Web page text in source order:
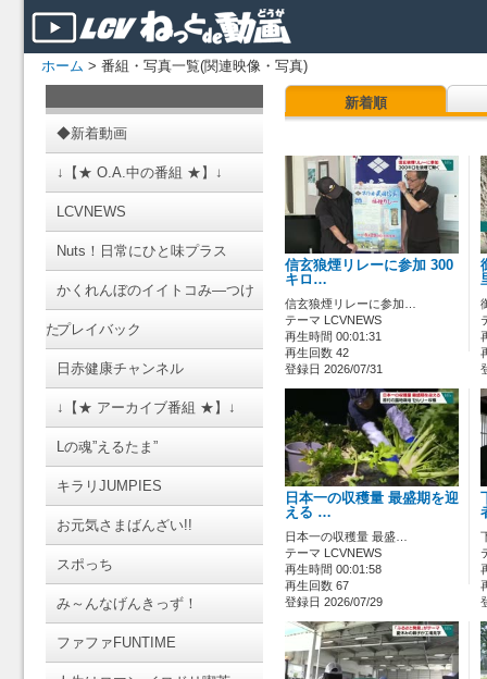
ホーム > 番組・写真一覧(関連映像・写真)
◆新着動画
↓【★ O.A.中の番組 ★】↓
LCVNEWS
Nuts！日常にひと味プラス
かくれんぼのイイトコみ―つけ
たプレイバック
日赤健康チャンネル
↓【★ アーカイブ番組 ★】↓
Lの魂”えるたま”
キラリJUMPIES
お元気さまばんざい!!
スポっち
み～んなげんきっず！
ファファFUNTIME
新着順
信玄狼煙リレーに参加 300
キロ…
信玄狼煙リレーに参加…
テーマ LCVNEWS
再生時間 00:01:31
再生回数 42
登録日 2026/07/31
日本一の収穫量 最盛期を迎
える …
日本一の収穫量 最盛…
テーマ LCVNEWS
再生時間 00:01:58
再生回数 67
登録日 2026/07/29